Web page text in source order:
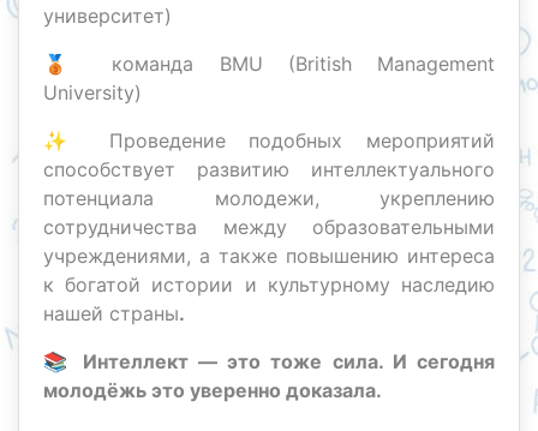
университет)
🥉 команда BMU (British Management
University)
✨ Проведение подобных мероприятий
способствует развитию интеллектуального
потенциала молодежи, укреплению
сотрудничества между образовательными
учреждениями, а также повышению интереса
к богатой истории и культурному наследию
нашей страны.
📚 Интеллект — это тоже сила. И сегодня
молодёжь это уверенно доказала.